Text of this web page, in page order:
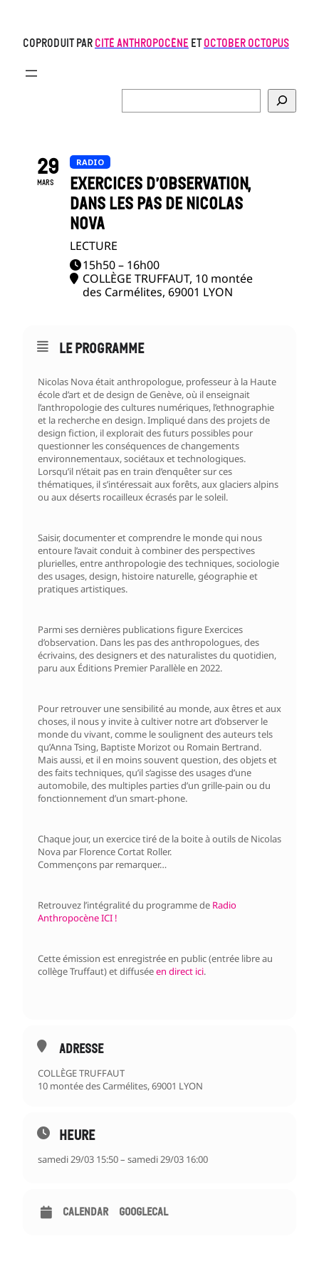
coPRODUIT PAR CITé anthropocène etoctober octopus
29
MARS
RADIO
EXERCICES D’OBSERVATION,
DANS LES PAS DE NICOLAS
NOVA
LECTURE
15h50 – 16h00
COLLÈGE TRUFFAUT, 10 montée
des Carmélites, 69001 LYON
LE PROGRAMME
Nicolas Nova était anthropologue, professeur à la Haute
école d’art et de design de Genève, où il enseignait
l’anthropologie des cultures numériques, l’ethnographie
et la recherche en design. Impliqué dans des projets de
design fiction, il explorait des futurs possibles pour
questionner les conséquences de changements
environnementaux, sociétaux et technologiques.
Lorsqu’il n’était pas en train d’enquêter sur ces
thématiques, il s’intéressait aux forêts, aux glaciers alpins
ou aux déserts rocailleux écrasés par le soleil.
Saisir, documenter et comprendre le monde qui nous
entoure l’avait conduit à combiner des perspectives
plurielles, entre anthropologie des techniques, sociologie
des usages, design, histoire naturelle, géographie et
pratiques artistiques.
Parmi ses dernières publications figure Exercices
d’observation. Dans les pas des anthropologues, des
écrivains, des designers et des naturalistes du quotidien,
paru aux Éditions Premier Parallèle en 2022.
Pour retrouver une sensibilité au monde, aux êtres et aux
choses, il nous y invite à cultiver notre art d’observer le
monde du vivant, comme le soulignent des auteurs tels
qu’Anna Tsing, Baptiste Morizot ou Romain Bertrand.
Mais aussi, et il en moins souvent question, des objets et
des faits techniques, qu’il s’agisse des usages d’une
automobile, des multiples parties d’un grille-pain ou du
fonctionnement d’un smart-phone.
Chaque jour, un exercice tiré de la boite à outils de Nicolas
Nova par Florence Cortat Roller.
Commençons par remarquer…
Retrouvez l’intégralité du programme de Radio
Anthropocène ICI !
Cette émission est enregistrée en public (entrée libre au
collège Truffaut) et diffuséeen direct ici.
ADRESSE
COLLÈGE TRUFFAUT
10 montée des Carmélites, 69001 LYON
HEURE
samedi 29/03 15:50 – samedi 29/03 16:00
CALENDAR GOOGLECAL